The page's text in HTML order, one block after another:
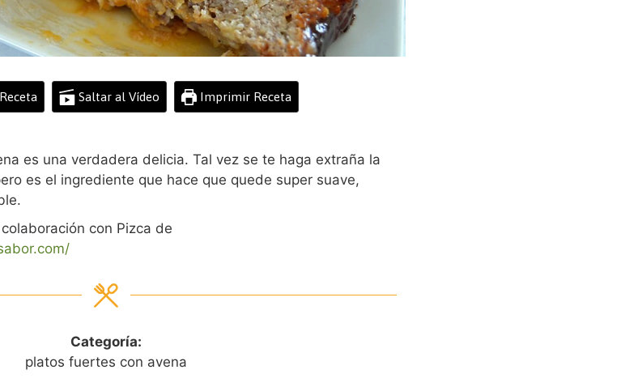
Saltar al Vídeo Imprimir Receta
es una verdadera delicia. Tal vez se te haga extraña la
es el ingrediente que hace que quede super suave,
con Pizca de
Categoría:
platos fuertes con avena